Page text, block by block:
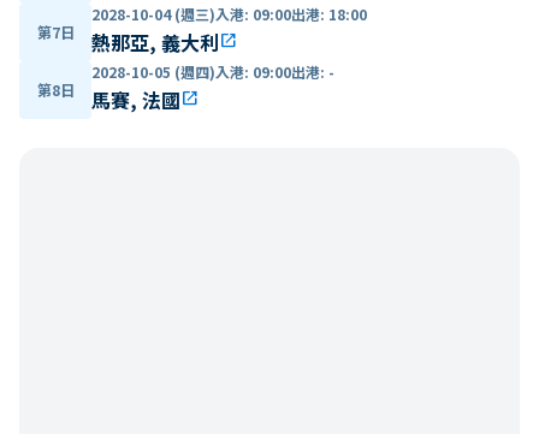
第7日
2028-10-04 (週三)入港: 09:00出港: 18:00
熱那亞, 義大利open_in_new
第8日
2028-10-05 (週四)入港: 09:00出港: -
馬賽, 法國open_in_new